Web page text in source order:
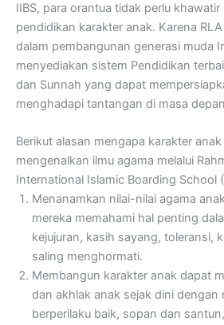
IIBS, para orantua tidak perlu
pendidikan karakter anak. Karena
dalam pembangunan generasi muda
menyediakan sistem Pendidikan
dan Sunnah yang dapat
menghadapi tantangan di masa
Berikut alasan mengapa karakter
mengenalkan ilmu agama melalui
International Islamic Boarding School
Menanamkan nilai-nilai agama
mereka memahami hal penting
kejujuran, kasih sayang, toleransi,
saling menghormati.
Membangun karakter anak dapat
dan akhlak anak sejak dini dengan
berperilaku baik, sopan dan